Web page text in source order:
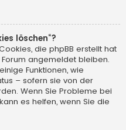
löschen“?
die phpBB erstellt hat
angemeldet bleiben.
Funktionen, wie
– sofern sie von der
Wenn Sie Probleme bei
es helfen, wenn Sie die